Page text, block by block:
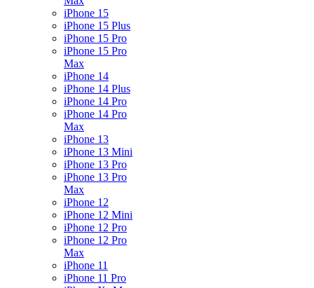
iPhone 15
iPhone 15 Plus
iPhone 15 Pro
iPhone 15 Pro
Max
iPhone 14
iPhone 14 Plus
iPhone 14 Pro
iPhone 14 Pro
Max
iPhone 13
iPhone 13 Mini
iPhone 13 Pro
iPhone 13 Pro
Max
iPhone 12
iPhone 12 Mini
iPhone 12 Pro
iPhone 12 Pro
Max
iPhone 11
iPhone 11 Pro